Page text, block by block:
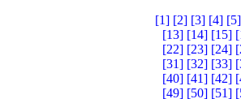
[1] [2] [3] [4] [5]
[13] [14] [15]
[22] [23] [24]
[31] [32] [33]
[40] [41] [42]
[49] [50] [51]